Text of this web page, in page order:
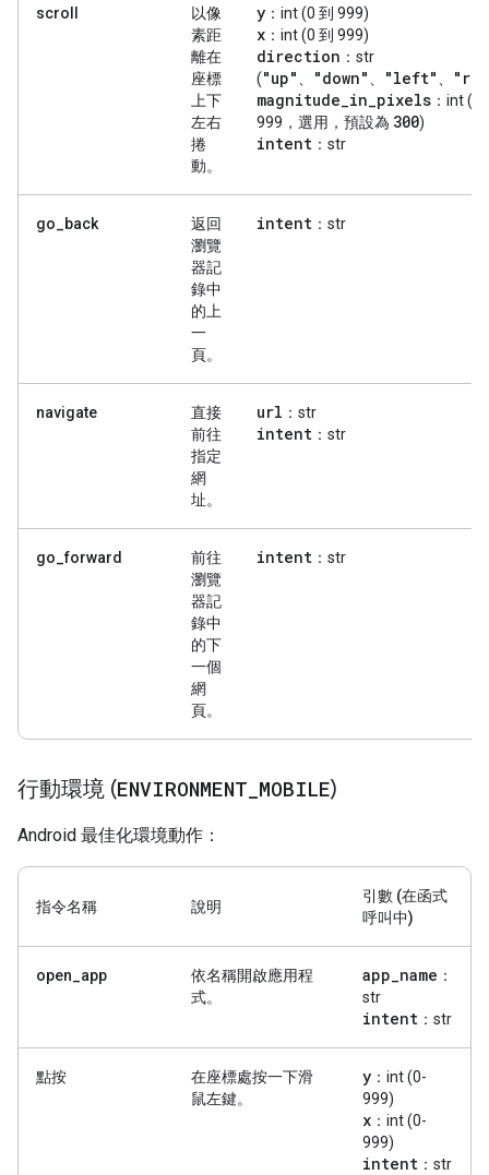
scroll
以像
素距
離在
座標
上下
左右
捲
動。
y ：int (0 到 999)
x ：int (0 到 999)
direction ：str
("up" "down" "left"
magnitude_in_pixels ：int (0
999，選用，預設為 300)
intent ：str
go_back
返回
瀏覽
器記
錄中
的上
一
頁。
intent ：str
navigate
直接
前往
指定
網
址。
url ：str
intent ：str
go_forward
前往
瀏覽
器記
錄中
的下
一個
網
頁。
intent ：str
行動環境 (ENVIRONMENT MOBILE)
Android 最佳化環境動作：
指令名稱 說明
引數 (在函式
呼叫中)
open_app
依名稱開啟應用程
式。
app_name ：
str
intent ：str
點按
在座標處按一下滑
鼠左鍵。
y ：int (0-
999)
x ：int (0-
999)
intent ：str